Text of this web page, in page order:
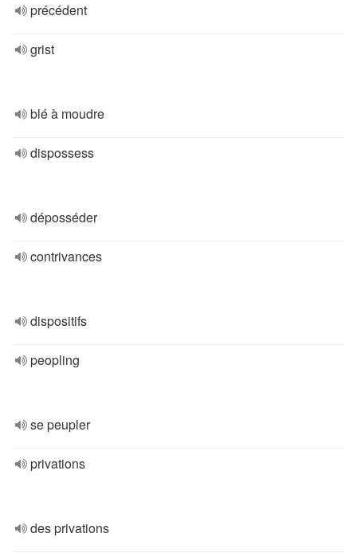
précédent
grist
blé à moudre
dispossess
déposséder
contrivances
dispositifs
peopling
se peupler
privations
des privations